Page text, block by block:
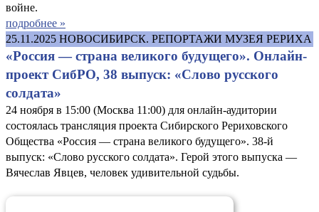
войне.
подробнее »
25.11.2025 НОВОСИБИРСК. РЕПОРТАЖИ МУЗЕЯ РЕРИХА
«Россия — страна великого будущего». Онлайн-
проект СибРО, 38 выпуск: «Слово русского
солдата»
24 ноября в 15:00 (Москва 11:00) для онлайн-аудитории
состоялась трансляция проекта Сибирского Рериховского
Общества «Россия — страна великого будущего». 38-й
выпуск: «Слово русского солдата». Герой этого выпуска —
Вячеслав Явцев, человек удивительной судьбы.